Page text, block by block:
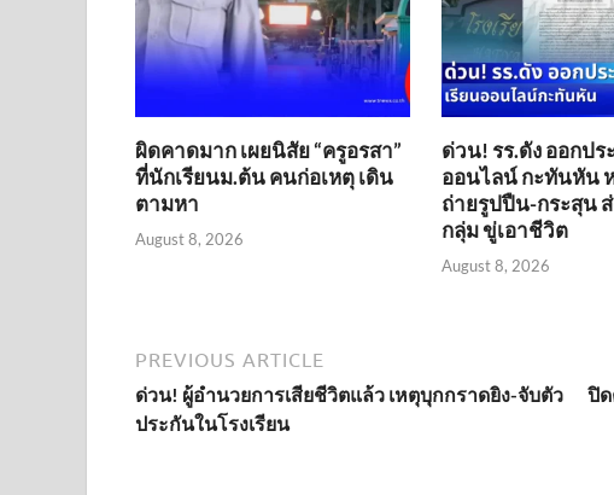
ผิดคาดมาก เผยนิสัย “ครูอรสา”
ที่นักเรียนม.ต้น คนก่อเหตุ เดิน
ตามหา
August 8, 2026
ด่วน! รร.ดัง ออกปร
ออนไลน์ กะทันหัน
ถ่ายรูปปืน-กระสุน
กลุ่ม ขู่เอาชีวิต
August 8, 2026
PREVIOUS ARTICLE
ด่วน! ผู้อำนวยการเสียชีวิตแล้ว เหตุบุกกราดยิง-จับตัว
ประกันในโรงเรียน
ปิ